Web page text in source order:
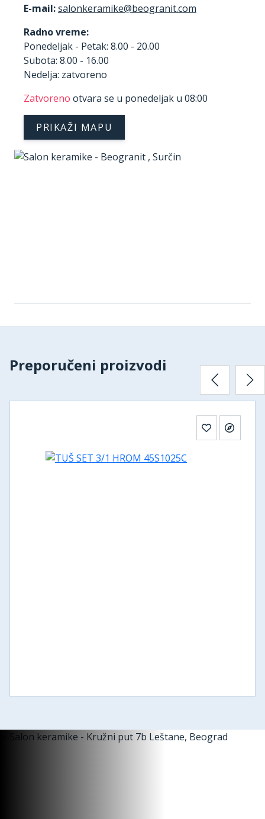
E-mail:
Radno vreme:
Ponedeljak - Petak: 8.00 - 20.00
Subota: 8.00 - 16.00
Nedelja: zatvoreno
Zatvoreno otvara se u ponedeljak u 08:00
PRIKAŽI MAPU
Preporučeni proizvodi